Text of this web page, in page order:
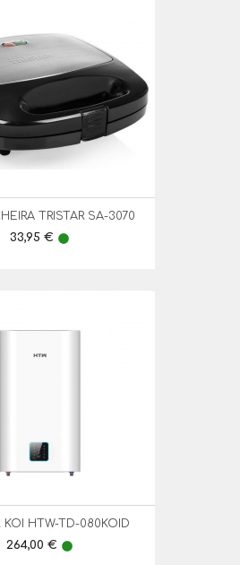
TRISTAR SA-3070
Preço
33,95 € lens
KOI HTW-TD-080KOID
Preço
264,00 € lens